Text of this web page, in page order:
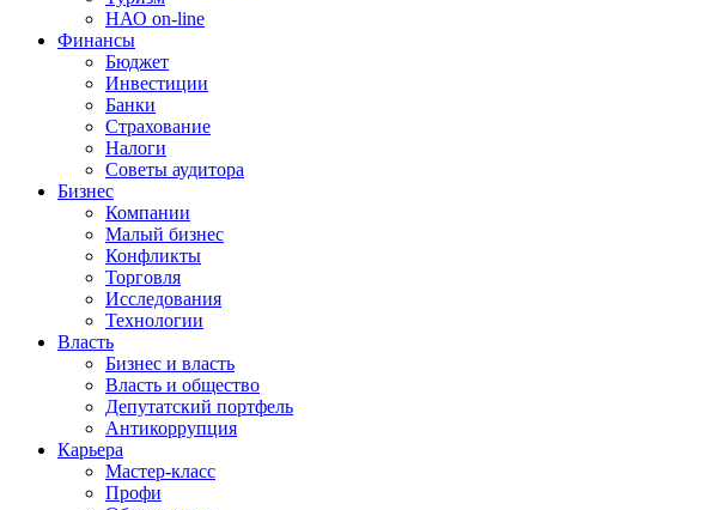
НАО on-line
Финансы
Бюджет
Инвестиции
Банки
Страхование
Налоги
Советы аудитора
Бизнес
Компании
Малый бизнес
Конфликты
Торговля
Исследования
Технологии
Власть
Бизнес и власть
Власть и общество
Депутатский портфель
Антикоррупция
Карьера
Мастер-класс
Профи